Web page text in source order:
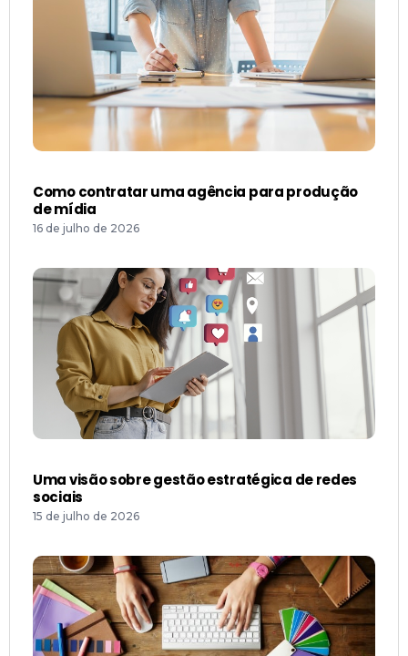
Como contratar uma agência para produção
de mídia
16 de julho de 2026
Uma visão sobre gestão estratégica de redes
sociais
15 de julho de 2026